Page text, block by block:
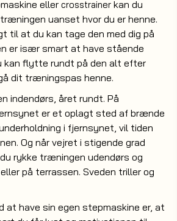
eller crosstrainer kan du
uanset hvor du er henne.
til at du kan tage den med dig på
er især smart at have stående
kan flytte rundt på den alt efter
dit træningspas henne.
indendørs, året rundt. På
er et oplagt sted af brænde
i fjernsynet, vil tiden
Og når vejret i stigende grad
rykke træningen udendørs og
på terrassen. Sveden triller og
at have sin egen stepmaskine er, at